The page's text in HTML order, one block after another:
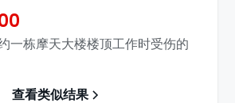
一栋摩天大楼楼顶工作时受伤的
查看类似结果